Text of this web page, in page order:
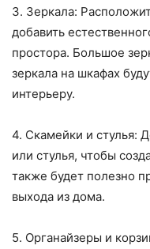
3. Зеркала:
добавить
простора. Большое
зеркала на шкафах
интерьеру.
4. Скамейки и стулья:
или стулья, чтобы
также будет полезно
выхода из дома.
5. Органайзеры и